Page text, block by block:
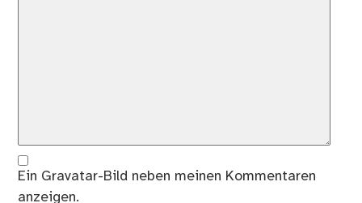
Ein Gravatar-Bild neben meinen Kommentaren
anzeigen.